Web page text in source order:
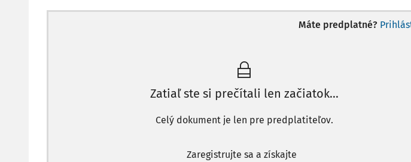
Máte predplatné?
Zatiaľ ste si prečítali len začiatok...
Celý dokument je len pre predplatiteľov.
Zaregistrujte sa a získajte